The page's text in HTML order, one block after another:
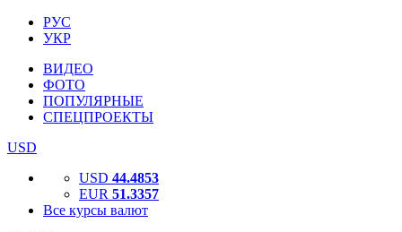
РУС
УКР
ВИДЕО
ФОТО
ПОПУЛЯРНЫЕ
СПЕЦПРОЕКТЫ
USD
USD 44.4853
EUR 51.3357
Все курсы валют